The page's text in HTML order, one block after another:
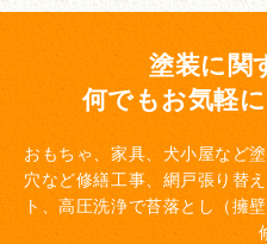
塗装に関
何でもお気軽
おもちゃ、家具、犬小屋など
穴など修繕工事、網戸張り替え
ト、高圧洗浄で苔落とし（擁